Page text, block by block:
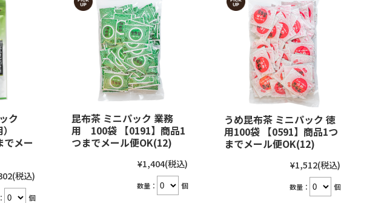
ク
でメー
(税込)
個
昆布茶 ミニパック 業務
用 100袋 【0191】商品1
つまでメール便OK(12)
¥1,404(税込)
数量： 個
うめ昆布茶 ミニパック 徳
用100袋 【0591】商品1つ
までメール便OK(12)
¥1,512(税込)
数量： 個